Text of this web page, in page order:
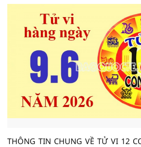
THÔNG TIN CHUNG VỀ TỬ VI 12